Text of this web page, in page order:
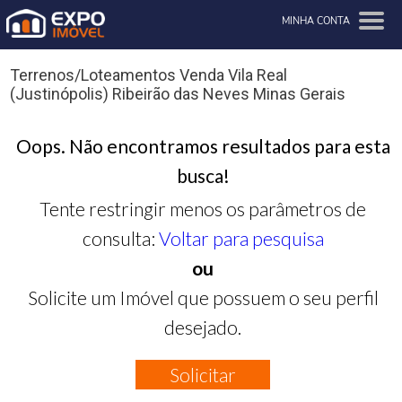
MINHA CONTA
Terrenos/Loteamentos Venda Vila Real
(Justinópolis) Ribeirão das Neves Minas Gerais
Oops. Não encontramos resultados para esta
busca!
Tente restringir menos os parâmetros de
consulta: Voltar para pesquisa
ou
Solicite um Imóvel que possuem o seu perfil
desejado.
Solicitar